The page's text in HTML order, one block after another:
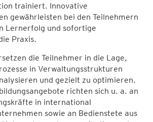
trainiert. Innovative
gewährleisten bei den Teilnehmern
Lernerfolg und sofortige
Praxis.
die Teilnehmer in die Lage,
in Verwaltungsstrukturen
und gezielt zu optimieren.
richten sich u. a. an
in international
sowie an Bedienstete aus